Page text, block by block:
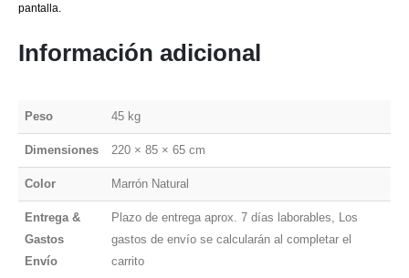
pantalla.
Información adicional
Peso 45 kg
Dimensiones 220 × 85 × 65 cm
Color Marrón Natural
Entrega &
Gastos
Envío
Plazo de entrega aprox. 7 días laborables, Los
gastos de envío se calcularán al completar el
carrito